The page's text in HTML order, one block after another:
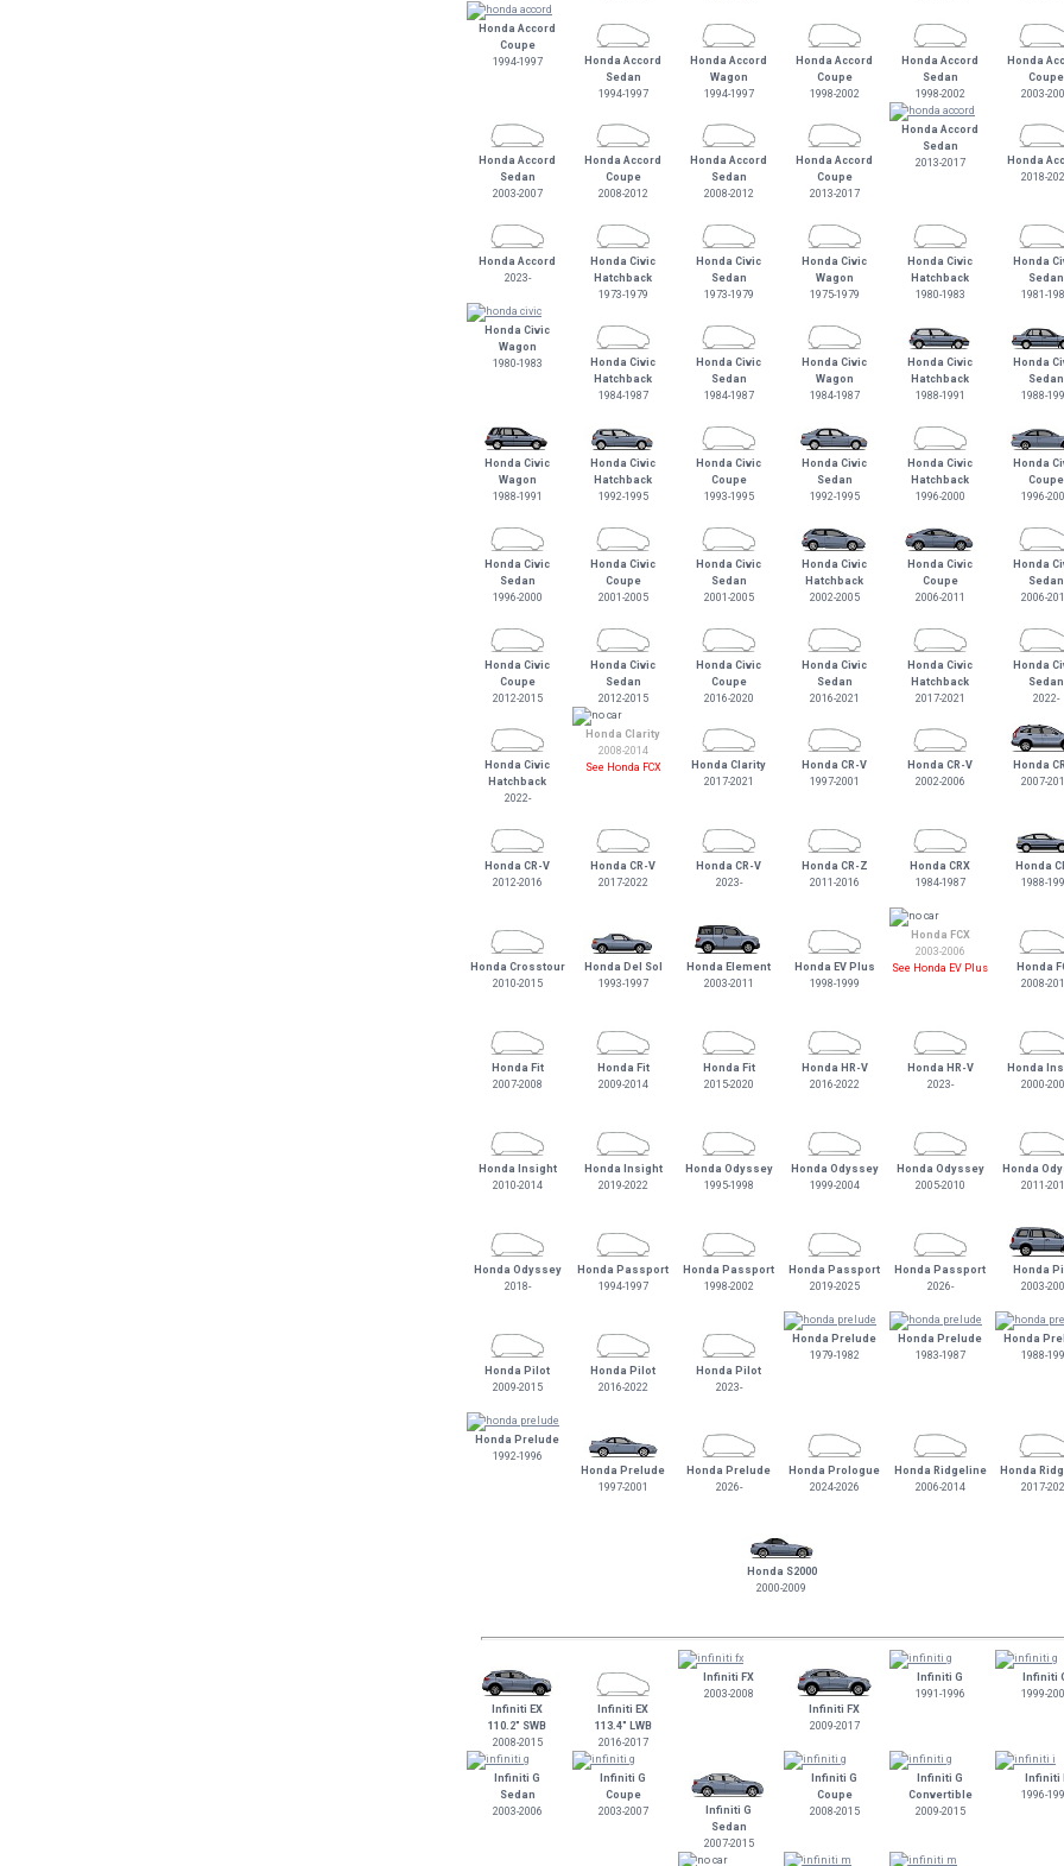
Honda Accord
Coupe
1994-1997
Honda Accord
Sedan
1994-1997
Honda Accord
Wagon
1994-1997
Honda Accord
Coupe
1998-2002
Honda Accord
Sedan
1998-2002
Honda
Coupe
2003-
Honda Accord
Sedan
2003-2007
Honda Accord
Coupe
2008-2012
Honda Accord
Sedan
2008-2012
Honda Accord
Coupe
2013-2017
Honda Accord
Sedan
2013-2017
Honda
2018-
Honda Accord
2023-
Honda Civic
Hatchback
1973-1979
Honda Civic
Sedan
1973-1979
Honda Civic
Wagon
1975-1979
Honda Civic
Hatchback
1980-1983
Honda
Sedan
1981-
Honda Civic
Wagon
1980-1983
Honda Civic
Hatchback
1984-1987
Honda Civic
Sedan
1984-1987
Honda Civic
Wagon
1984-1987
Honda Civic
Hatchback
1988-1991
Honda
Sedan
1988-
Honda Civic
Wagon
1988-1991
Honda Civic
Hatchback
1992-1995
Honda Civic
Coupe
1993-1995
Honda Civic
Sedan
1992-1995
Honda Civic
Hatchback
1996-2000
Honda
Coupe
1996-
Honda Civic
Sedan
1996-2000
Honda Civic
Coupe
2001-2005
Honda Civic
Sedan
2001-2005
Honda Civic
Hatchback
2002-2005
Honda Civic
Coupe
2006-2011
Honda
Sedan
2006-
Honda Civic
Coupe
2012-2015
Honda Civic
Sedan
2012-2015
Honda Civic
Coupe
2016-2020
Honda Civic
Sedan
2016-2021
Honda Civic
Hatchback
2017-2021
Honda
Sedan
2022-
Honda Civic
Hatchback
2022-
Honda Clarity
2008-2014
See Honda FCX
Honda Clarity
2017-2021
Honda CR-V
1997-2001
Honda CR-V
2002-2006
Honda
2007-
Honda CR-V
2012-2016
Honda CR-V
2017-2022
Honda CR-V
2023-
Honda CR-Z
2011-2016
Honda CRX
1984-1987
Honda
1988-
Honda Crosstour
2010-2015
Honda Del Sol
1993-1997
Honda Element
2003-2011
Honda EV Plus
1998-1999
Honda FCX
2003-2006
See Honda EV Plus
Honda
2008-
Honda Fit
2007-2008
Honda Fit
2009-2014
Honda Fit
2015-2020
Honda HR-V
2016-2022
Honda HR-V
2023-
Honda
2000-
Honda Insight
2010-2014
Honda Insight
2019-2022
Honda Odyssey
1995-1998
Honda Odyssey
1999-2004
Honda Odyssey
2005-2010
Honda
2011-
Honda Odyssey
2018-
Honda Passport
1994-1997
Honda Passport
1998-2002
Honda Passport
2019-2025
Honda Passport
2026-
Honda
2003-
Honda Pilot
2009-2015
Honda Pilot
2016-2022
Honda Pilot
2023-
Honda Prelude
1979-1982
Honda Prelude
1983-1987
Honda
1988-
Honda Prelude
1992-1996
Honda Prelude
1997-2001
Honda Prelude
2026-
Honda Prologue
2024-2026
Honda Ridgeline
2006-2014
Honda
2017-
Honda S2000
2000-2009
Infiniti EX
110.2" SWB
2008-2015
Infiniti EX
113.4" LWB
2016-2017
Infiniti FX
2003-2008
Infiniti FX
2009-2017
Infiniti G
1991-1996
Infiniti
1999-
Infiniti G
Sedan
2003-2006
Infiniti G
Coupe
2003-2007
Infiniti G
Sedan
2007-2015
Infiniti G
Coupe
2008-2015
Infiniti G
Convertible
2009-2015
Infiniti I
1996-